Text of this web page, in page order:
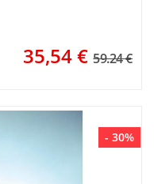
35,54€ 59.24 €
- 30%